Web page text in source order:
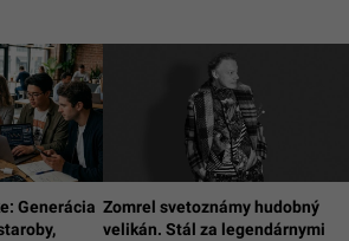
Generácia Zomrel svetoznámy hudobný
velikán. Stál za legendárnymi